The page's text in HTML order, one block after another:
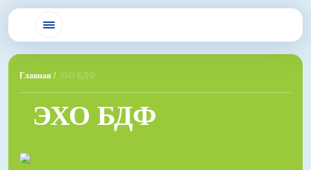
Главная / ЭХО БДФ
ЭХО БДФ